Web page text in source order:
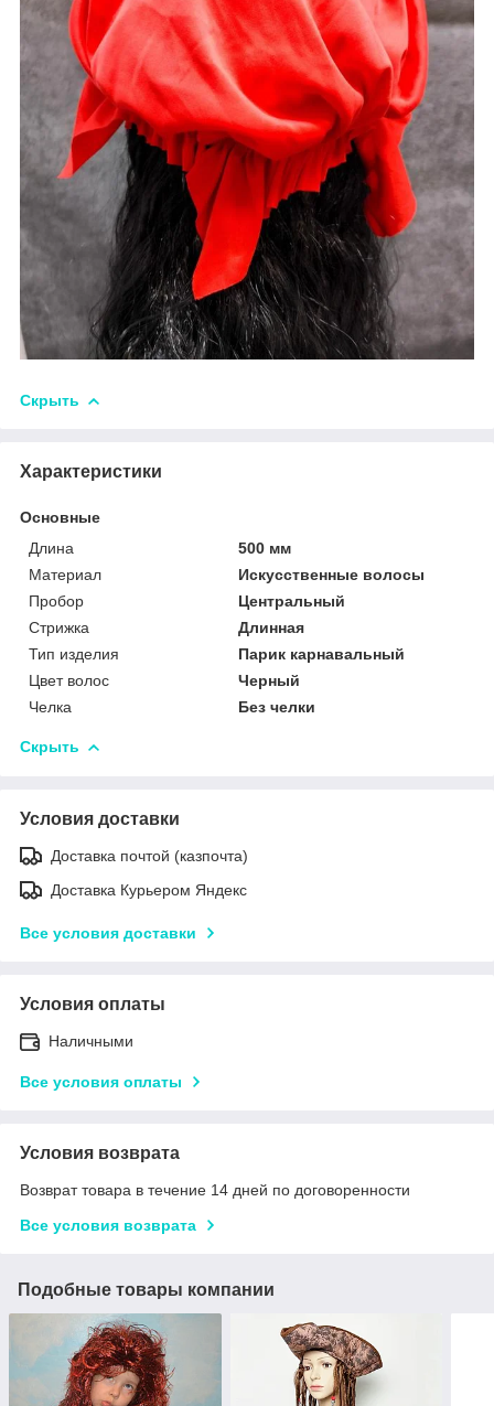
Скрыть
Характеристики
Основные
Длина
500 мм
Материал
Искусственные волосы
Пробор
Центральный
Стрижка
Длинная
Тип изделия
Парик карнавальный
Цвет волос
Черный
Челка
Без челки
Скрыть
Условия доставки
Доставка почтой (казпочта)
Доставка Курьером Яндекс
Все условия доставки
Условия оплаты
Наличными
Все условия оплаты
Условия возврата
Возврат товара в течение 14 дней по договоренности
Все условия возврата
Подобные товары компании